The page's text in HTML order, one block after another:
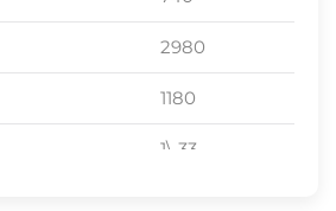
2980
1180
1\,33